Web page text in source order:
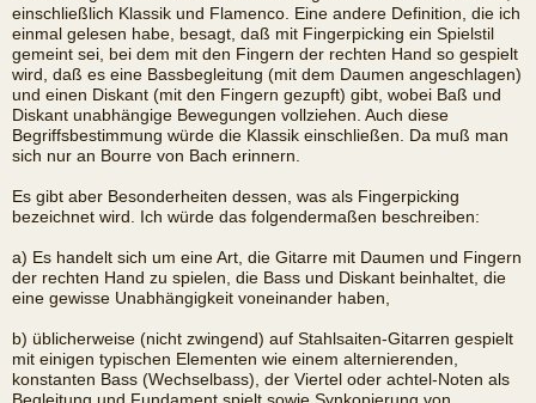
einschließlich Klassik und Flamenco. Eine andere Definition, die ich
einmal gelesen habe, besagt, daß mit Fingerpicking ein Spielstil
gemeint sei, bei dem mit den Fingern der rechten Hand so gespielt
wird, daß es eine Bassbegleitung (mit dem Daumen angeschlagen)
und einen Diskant (mit den Fingern gezupft) gibt, wobei Baß und
Diskant unabhängige Bewegungen vollziehen. Auch diese
Begriffsbestimmung würde die Klassik einschließen. Da muß man
sich nur an Bourre von Bach erinnern.
Es gibt aber Besonderheiten dessen, was als Fingerpicking
bezeichnet wird. Ich würde das folgendermaßen beschreiben:
a) Es handelt sich um eine Art, die Gitarre mit Daumen und Fingern
der rechten Hand zu spielen, die Bass und Diskant beinhaltet, die
eine gewisse Unabhängigkeit voneinander haben,
b) üblicherweise (nicht zwingend) auf Stahlsaiten-Gitarren gespielt
mit einigen typischen Elementen wie einem alternierenden,
konstanten Bass (Wechselbass), der Viertel oder achtel-Noten als